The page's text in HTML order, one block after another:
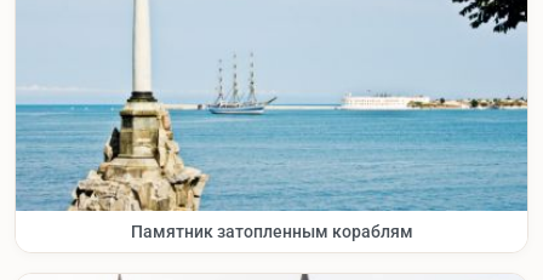
Памятник затопленным кораблям